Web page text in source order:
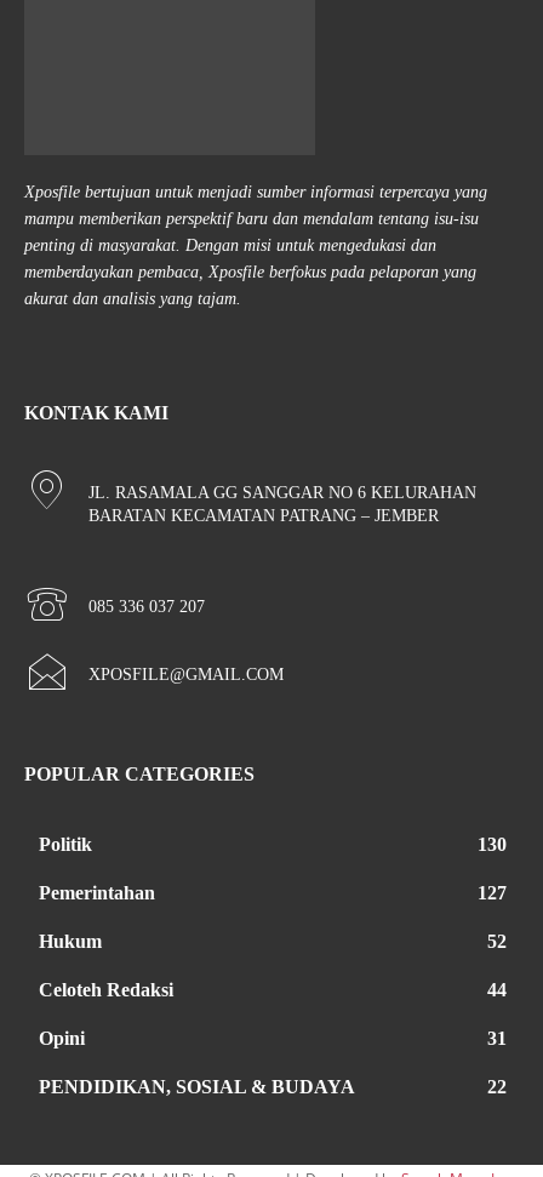
Xposfile bertujuan untuk menjadi sumber informasi terpercaya yang
mampu memberikan perspektif baru dan mendalam tentang isu-isu
penting di masyarakat. Dengan misi untuk mengedukasi dan
memberdayakan pembaca, Xposfile berfokus pada pelaporan yang
akurat dan analisis yang tajam.
KONTAK KAMI
JL. RASAMALA GG SANGGAR NO 6 KELURAHAN
BARATAN KECAMATAN PATRANG – JEMBER
085 336 037 207
XPOSFILE@GMAIL.COM
POPULAR CATEGORIES
Politik 130
Pemerintahan 127
Hukum 52
Celoteh Redaksi 44
Opini 31
PENDIDIKAN, SOSIAL & BUDAYA 22